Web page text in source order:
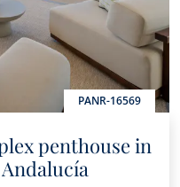
PANR-16569
penthouse in